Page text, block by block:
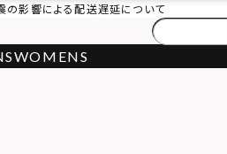
の影響による配送遅延について
WOMENS